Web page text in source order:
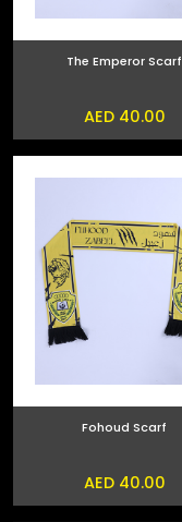
The Emperor Scarf
AED 40.00
Fohoud Scarf
AED 40.00